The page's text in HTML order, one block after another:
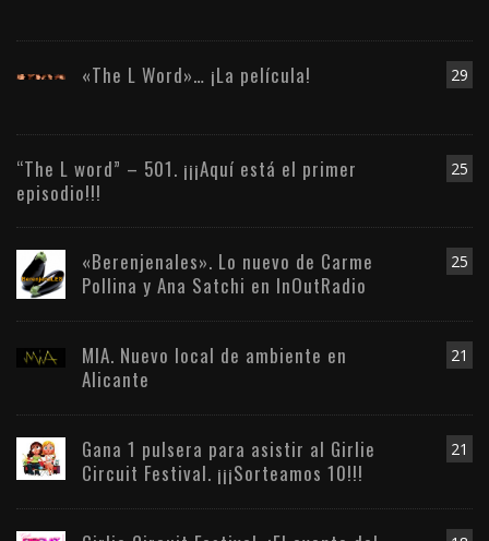
29
«The L Word»… ¡La película!
25
“The L word” – 501. ¡¡¡Aquí está el primer
episodio!!!
25
«Berenjenales». Lo nuevo de Carme
Pollina y Ana Satchi en InOutRadio
21
MIA. Nuevo local de ambiente en
Alicante
21
Gana 1 pulsera para asistir al Girlie
Circuit Festival. ¡¡¡Sorteamos 10!!!